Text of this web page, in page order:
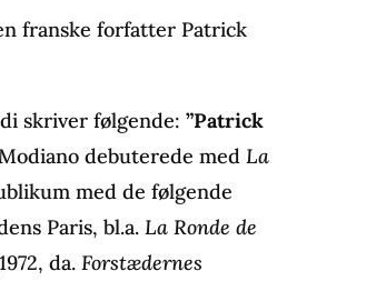
franske forfatter Patrick
skriver følgende:”Patrick
debuterede medLa
med de følgende
Paris, bl.a.La Ronde de
da.Forstædernes